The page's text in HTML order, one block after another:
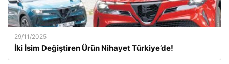
29/11/2025
İki İsim Değiştiren Ürün Nihayet Türkiye’de!